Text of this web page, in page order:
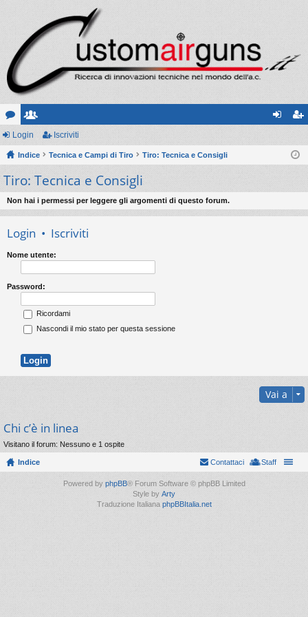
or
u
m
sc
ritt riv
Login Iscriviti
Indice Tecnica e Campi di Tiro Tiro: Tecnica e Consigli
Tiro: Tecnica e Consigli
Non hai i permessi per leggere gli argomenti di questo forum.
Login • Iscriviti
Nome utente:
Password:
Ricordami
Nascondi il mio stato per questa sessione
Vai a
Chi c’è in linea
Visitano il forum: Nessuno e 1 ospite
Indice Staff
Contattaci
Powered by phpBB® Forum Software © phpBB Limited
Style by Arty
Traduzione Italiana phpBBItalia.net